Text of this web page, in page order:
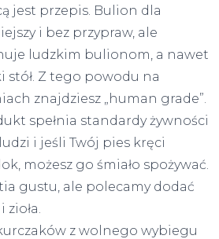
jest przepis. Bulion dla
i bez przypraw, ale
ludzkim bulionom, a nawet
stół. Z tego powodu na
znajdziesz „human grade”.
spełnia standardy żywności
i jeśli Twój pies kręci
możesz go śmiało spożywać.
gustu, ale polecamy dodać
z wolnego wybiegu